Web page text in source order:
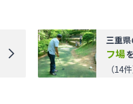
三重県
フ場
（14件